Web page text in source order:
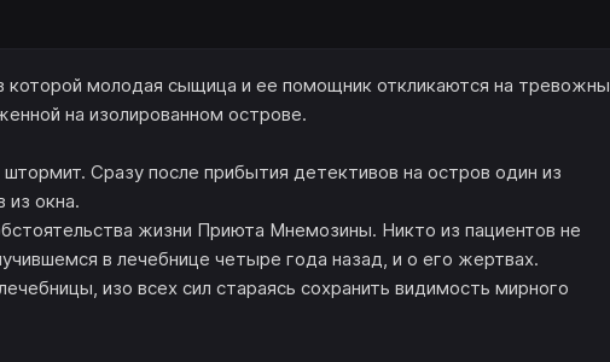
которой молодая сыщица и ее помощник откликаются на
на изолированном острове.
Сразу после прибытия детективов на остров один из
из окна.
жизни Приюта Мнемозины. Никто из пациентов не
в лечебнице четыре года назад, и о его жертвах.
изо всех сил стараясь сохранить видимость мирного